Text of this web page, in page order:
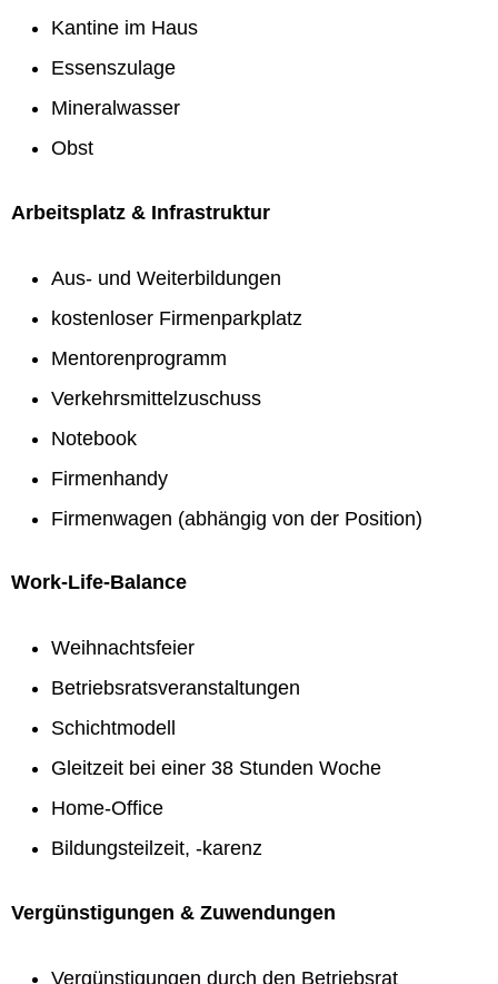
Kantine im Haus
Essenszulage
Mineralwasser
Obst
Arbeitsplatz & Infrastruktur
Aus- und Weiterbildungen
kostenloser Firmenparkplatz
Mentorenprogramm
Verkehrsmittelzuschuss
Notebook
Firmenhandy
Firmenwagen (abhängig von der Position)
Work-Life-Balance
Weihnachtsfeier
Betriebsratsveranstaltungen
Schichtmodell
Gleitzeit bei einer 38 Stunden Woche
Home-Office
Bildungsteilzeit, -karenz
Vergünstigungen & Zuwendungen
Vergünstigungen durch den Betriebsrat